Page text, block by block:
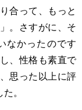
合って、もっと
。さすがに、そ
なかったのです
、性格も素直で
思った以上に評
。